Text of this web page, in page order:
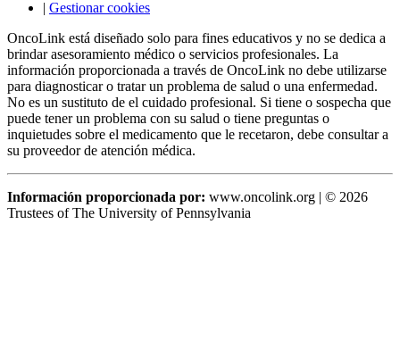
| Gestionar cookies
OncoLink está diseñado solo para fines educativos y no se dedica a
brindar asesoramiento médico o servicios profesionales. La
información proporcionada a través de OncoLink no debe utilizarse
para diagnosticar o tratar un problema de salud o una enfermedad.
No es un sustituto de el cuidado profesional. Si tiene o sospecha que
puede tener un problema con su salud o tiene preguntas o
inquietudes sobre el medicamento que le recetaron, debe consultar a
su proveedor de atención médica.
Información proporcionada por: www.oncolink.org | © 2026
Trustees of The University of Pennsylvania